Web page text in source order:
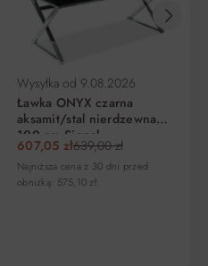
RRSO
0% 489,00 zł
0% 489,00 zł
0% 489,00 zł
Wysyłka od 9.08.2026
Ławka ONYX czarna
aksamit/stal nierdzewna
100 cm Signal
607,05 zł639,00 zł
Najniższa cena z 30 dni przed
obniżką: 575,10 zł